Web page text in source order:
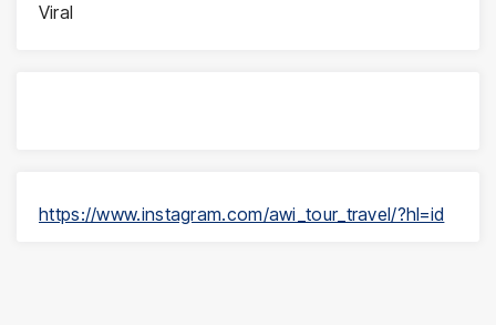
Viral
https://www.instagram.com/awi_tour_travel/?hl=id